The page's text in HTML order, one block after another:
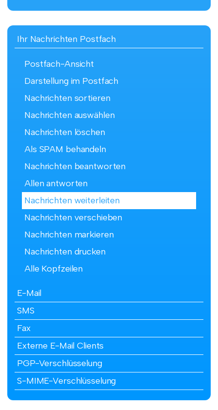
Ihr Nachrichten Postfach
Postfach-Ansicht
Darstellung im Postfach
Nachrichten sortieren
Nachrichten auswählen
Nachrichten löschen
Als SPAM behandeln
Nachrichten beantworten
Allen antworten
Nachrichten weiterleiten
Nachrichten verschieben
Nachrichten markieren
Nachrichten drucken
Alle Kopfzeilen
E-Mail
SMS
Fax
Externe E-Mail Clients
PGP-Verschlüsselung
S-MIME-Verschlüsselung